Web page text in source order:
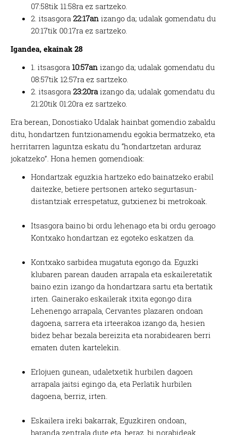
07:58tik 11:58ra ez sartzeko.
2. itsasgora 22:17an izango da; udalak gomendatu du
20:17tik 00:17ra ez sartzeko.
Igandea, ekainak 28
1. itsasgora10:57an izango da; udalak gomendatu du
08:57tik 12:57ra ez sartzeko.
2. itsasgora23:20raizango da; udalak gomendatu du
21:20tik 01:20ra ez sartzeko.
Era berean, Donostiako Udalak hainbat gomendio zabaldu
ditu, hondartzen funtzionamendu egokia bermatzeko, eta
herritarren laguntza eskatu du “hondartzetan arduraz
jokatzeko”. Hona hemen gomendioak:
Hondartzak eguzkia hartzeko edo bainatzeko erabil
daitezke, betiere pertsonen arteko segurtasun-
distantziak errespetatuz, gutxienez bi metrokoak.
Itsasgora baino bi ordu lehenago eta bi ordu geroago
Kontxako hondartzan ez egoteko eskatzen da.
Kontxako sarbidea mugatuta egongo da. Eguzki
klubaren parean dauden arrapala eta eskaileretatik
baino ezin izango da hondartzara sartu eta bertatik
irten. Gainerako eskailerak itxita egongo dira
Lehenengo arrapala, Cervantes plazaren ondoan
dagoena, sarrera eta irteerakoa izango da, hesien
bidez behar bezala bereizita eta norabidearen berri
ematen duten kartelekin.
Erlojuen gunean, udaletxetik hurbilen dagoen
arrapala jaitsi egingo da, eta Perlatik hurbilen
dagoena, berriz, irten.
Eskailera ireki bakarrak, Eguzkiren ondoan,
baranda zentrala dute eta, beraz, bi norabideak